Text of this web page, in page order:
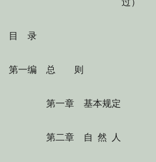
目 录
第一编 总 则
第一章 基本规定
第二章 自 然 人